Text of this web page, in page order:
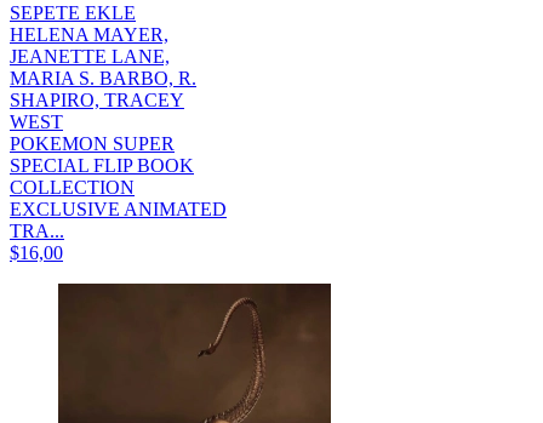
SEPETE EKLE
HELENA MAYER,
JEANETTE LANE,
MARIA S. BARBO, R.
SHAPIRO, TRACEY
WEST
POKEMON SUPER
SPECIAL FLIP BOOK
COLLECTION
EXCLUSIVE ANIMATED
TRA...
$16,00